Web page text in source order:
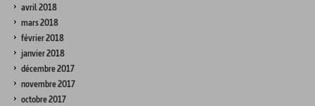
avril 2018
mars 2018
février 2018
janvier 2018
décembre 2017
novembre 2017
octobre 2017